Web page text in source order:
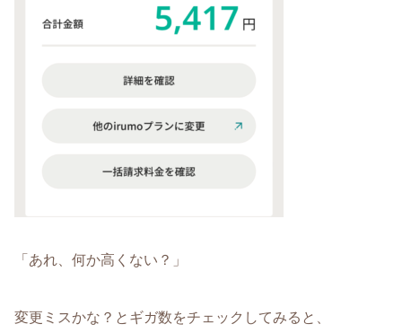
「あれ、何か高くない？」
変更ミスかな？とギガ数をチェックしてみると、